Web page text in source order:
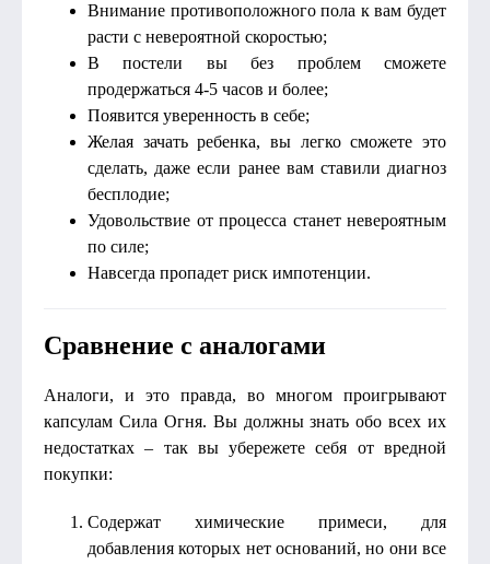
Внимание противоположного пола к вам будет
расти с невероятной скоростью;
В постели вы без проблем сможете
продержаться 4-5 часов и более;
Появится уверенность в себе;
Желая зачать ребенка, вы легко сможете это
сделать, даже если ранее вам ставили диагноз
бесплодие;
Удовольствие от процесса станет невероятным
по силе;
Навсегда пропадет риск импотенции.
Сравнение с аналогами
Аналоги, и это правда, во многом проигрывают
капсулам Сила Огня. Вы должны знать обо всех их
недостатках – так вы убережете себя от вредной
покупки:
Содержат химические примеси, для
добавления которых нет оснований, но они все